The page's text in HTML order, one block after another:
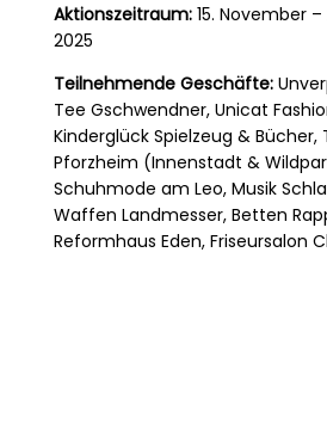
Aktionszeitraum:15. November
2025
Teilnehmende Geschäfte:
Tee Gschwendner, Unicat
Kinderglück Spielzeug & Bücher,
Pforzheim (Innenstadt &
Schuhmode am Leo, Musik
Waffen Landmesser, Betten
Reformhaus Eden, Friseursalon